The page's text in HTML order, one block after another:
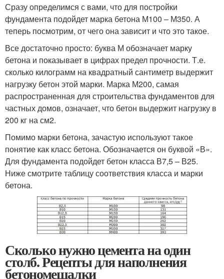
Сразу определимся с вами, что для постройки
фундамента подойдет марка бетона М100 – М350. А
теперь посмотрим, от чего она зависит и что это такое.
Все достаточно просто: буква М обозначает марку
бетона и показывает в цифрах предел прочности. Т.е.
сколько килограмм на квадратный сантиметр выдержит
нагрузку бетон этой марки. Марка М200, самая
распространенная для строительства фундаментов для
частных домов, означает, что бетон выдержит нагрузку в
200 кг на см2.
Помимо марки бетона, зачастую используют такое
понятие как класс бетона. Обозначается он буквой «В».
Для фундамента подойдет бетон класса В7,5 – В25.
Ниже смотрите таблицу соответствия класса и марки
бетона.
Сколько нужно цемента на один
столб. Рецепты для наполнения
бетономешалки